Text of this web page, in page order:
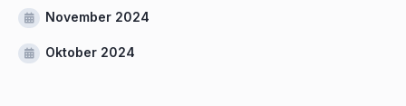
November 2024
Oktober 2024